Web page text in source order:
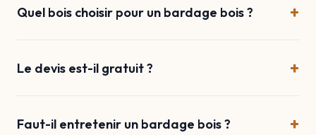
Quel bois choisir pour un bardage bois ? +
Le devis est-il gratuit ? +
Faut-il entretenir un bardage bois ? +